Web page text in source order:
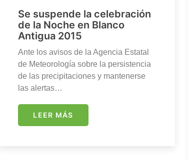
Se suspende la celebración
de la Noche en Blanco
Antigua 2015
Ante los avisos de la Agencia Estatal
de Meteorología sobre la persistencia
de las precipitaciones y mantenerse
las alertas…
LEER MÁS